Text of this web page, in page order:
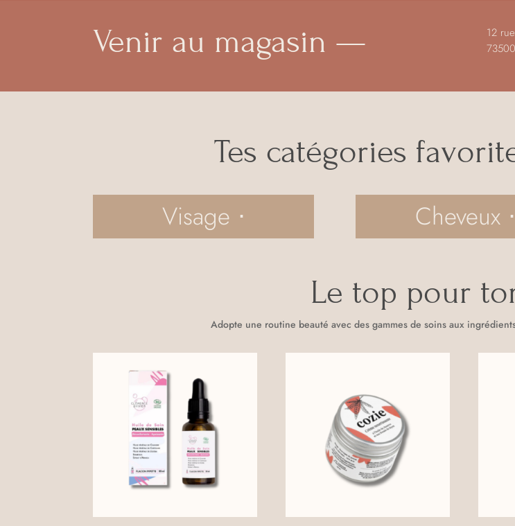
Venir au magasin —
12
Tes catégories
Visage ⋅ Cheveux ⋅
Le top pour
Adopte une routine beauté avec des gammes de soins aux